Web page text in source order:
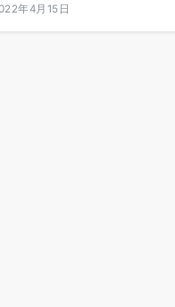
年4月15日